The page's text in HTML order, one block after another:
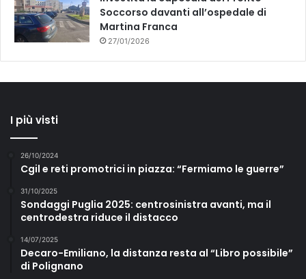
Soccorso davanti all’ospedale di
Martina Franca
27/01/2026
I più visti
26/10/2024
Cgil e reti promotrici in piazza: “Fermiamo le guerre”
31/10/2025
Sondaggi Puglia 2025: centrosinistra avanti, ma il
centrodestra riduce il distacco
14/07/2025
Decaro-Emiliano, la distanza resta al “Libro possibile”
di Polignano